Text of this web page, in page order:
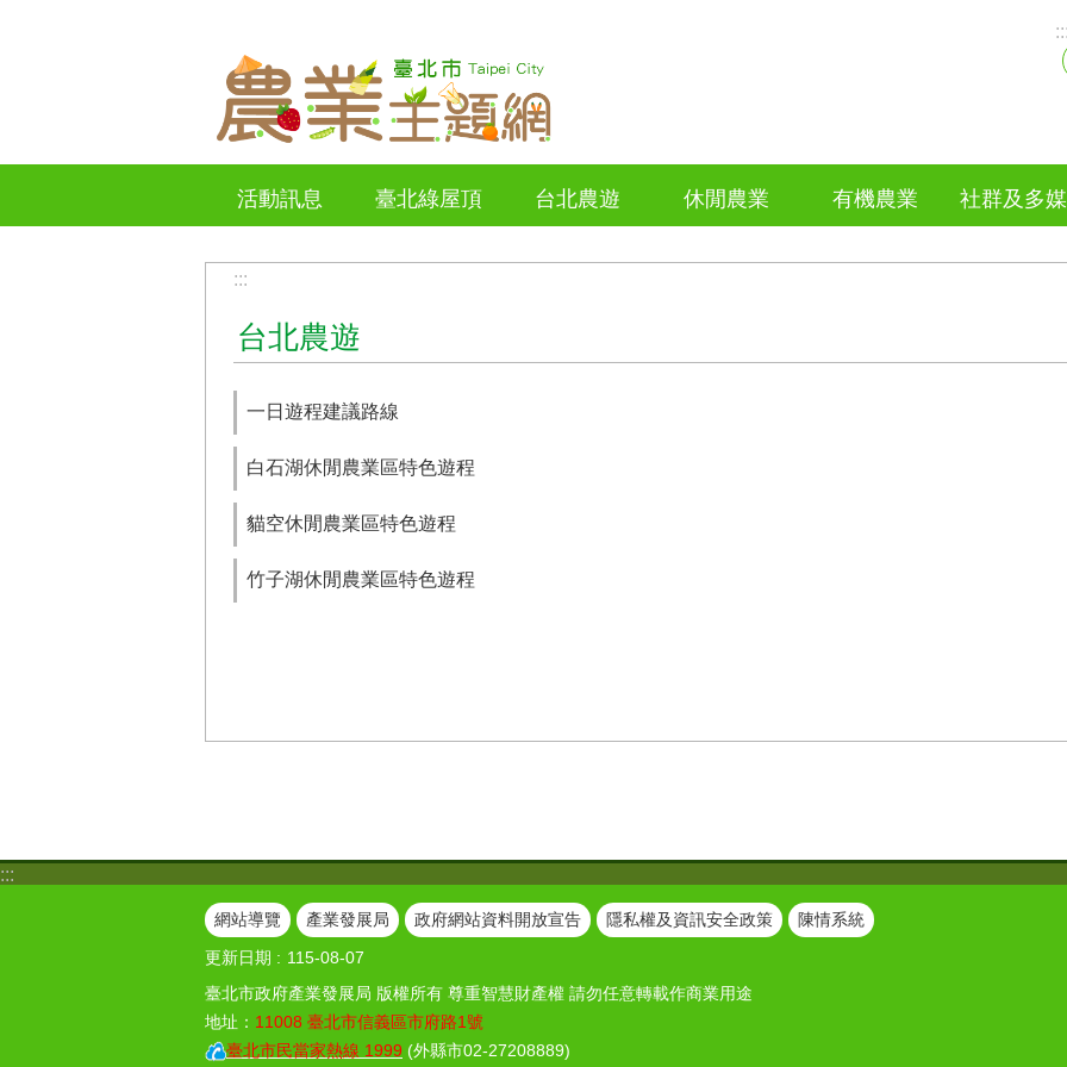
活動訊息 臺北綠屋頂 台北農遊 休閒農業 有機農業 社群及多
:::
台北農遊
一日遊程建議路線
白石湖休閒農業區特色遊程
貓空休閒農業區特色遊程
竹子湖休閒農業區特色遊程
:::
網站導覽 產業發展局 政府網站資料開放宣告 隱私權及資訊安全政策
陳情系統
更新日期
115-08-07
臺北市政府產業發展局 版權所有 尊重智慧財產權 請勿任意轉載作商業用途
地址： 11008 臺北市信義區市府路1號
臺北市民當家熱線 1999 (外縣市02-27208889)